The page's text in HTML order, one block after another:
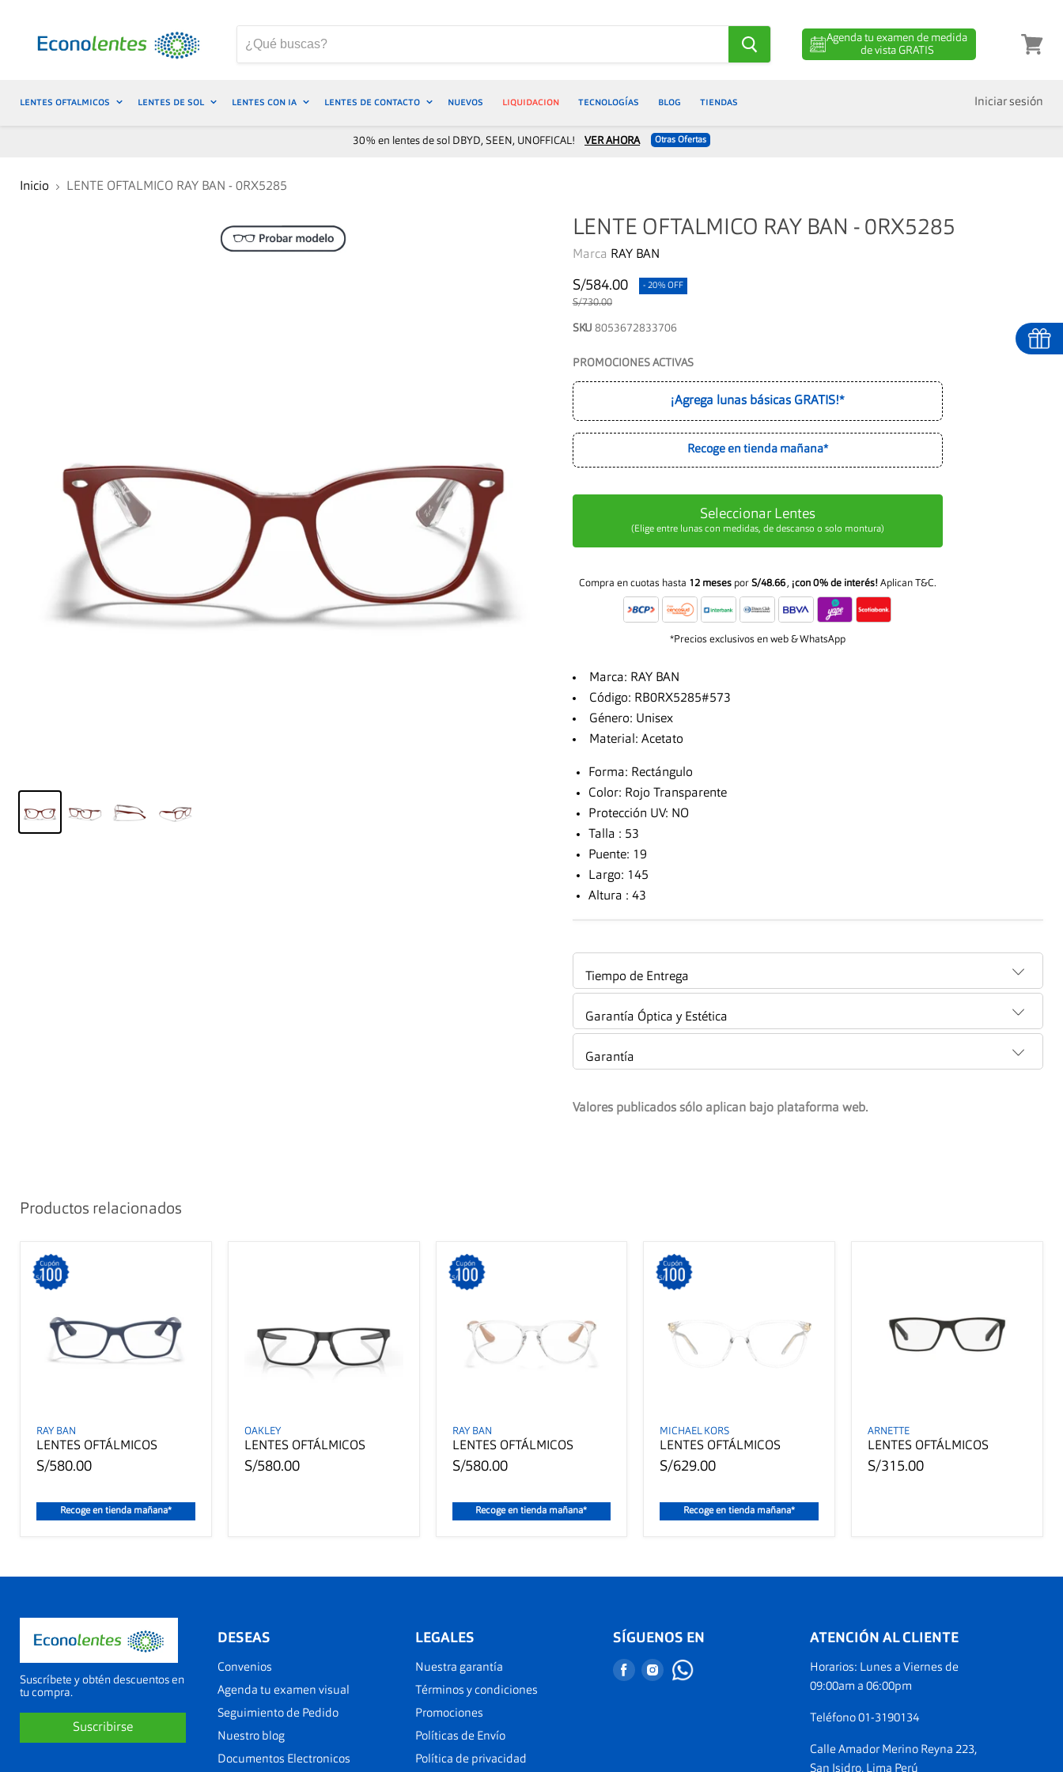
Agenda tu examen de medida
de vista GRATIS
LENTES OFTALMICOS LENTES DE SOL LENTES CON IA LENTES DE CONTACTO NUEVOS LIQUIDACION TECNOLOGÍAS BLOG TIENDAS Iniciar sesión
30% en lentes de sol DBYD, SEEN, UNOFFICAL! VER AHORA Otras Ofertas
Inicio LENTE OFTALMICO RAY BAN - 0RX5285
LENTE OFTALMICO RAY BAN - 0RX5285
Marca RAY BAN
S/584.00 - 20% OFF
S/730.00
SKU 8053672833706
PROMOCIONES ACTIVAS
¡Agrega lunas básicas GRATIS!*
Recoge en tienda mañana*
Seleccionar Lentes
(Elige entre lunas con medidas, de descanso o solo montura)
Compra en cuotas hasta 12 mesespor S/48.66, ¡con 0% de interés!Aplican T&C.
*Precios exclusivos en web & WhatsApp
Marca: RAY BAN
Código: RB0RX5285#573
Género: Unisex
Material: Acetato
Forma: Rectángulo
Color: Rojo Transparente
Protección UV: NO
Talla : 53
Puente: 19
Largo: 145
Altura : 43
Tiempo de Entrega
Garantía Óptica y Estética
Garantía
Valores publicados sólo aplican bajo plataforma web.
Productos relacionados
RAY BAN
LENTES OFTÁLMICOS
S/580.00
Recoge en tienda mañana*
OAKLEY
LENTES OFTÁLMICOS
S/580.00
RAY BAN
LENTES OFTÁLMICOS
S/580.00
Recoge en tienda mañana*
MICHAEL KORS
LENTES OFTÁLMICOS
S/629.00
Recoge en tienda mañana*
ARNETTE
LENTES OFTÁLMICOS
S/315.00
Suscríbete y obtén descuentos en
tu compra.
Suscribirse
DESEAS
Convenios
Agenda tu examen visual
Seguimiento de Pedido
Nuestro blog
Documentos Electronicos
LEGALES
Nuestra garantía
Términos y condiciones
Promociones
Políticas de Envío
Política de privacidad
SÍGUENOS EN
Encuéntranos
Encuéntranos
ATENCIÓN AL CLIENTE
Horarios: Lunes a Viernes de
09:00am a 06:00pm
Teléfono 01-3190134
Calle Amador Merino Reyna 223,
San Isidro, Lima Perú